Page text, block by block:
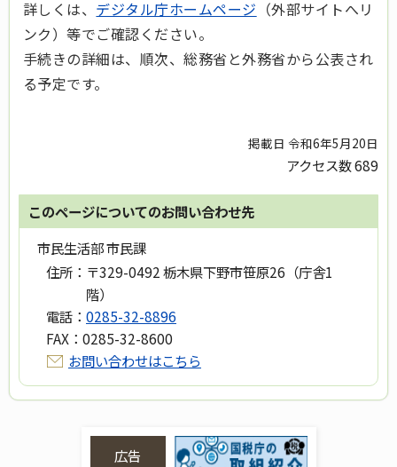
詳しくは、 デジタル庁ホームページ （外部サイトへリ
ンク）等でご確認ください。
手続きの詳細は、順次、総務省と外務省から公表され
る予定です。
掲載日 令和6年5月20日
アクセス数689
このページについてのお問い合わせ先
市民生活部 市民課
住所： 〒329-0492 栃木県下野市笹原26（庁舎1
階）
電話： 0285-32-8896
FAX： 0285-32-8600
お問い合わせはこちら
広告